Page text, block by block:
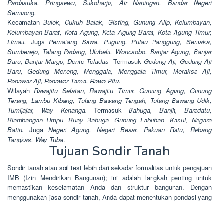
Pardasuka, Pringsewu, Sukoharjo, Air Naningan, Bandar Negeri
Semuong.
KecamatanBulok, Cukuh Balak, Gisting, Gunung Alip, Kelumbayan,
Kelumbayan Barat, Kota Agung, Kota Agung Barat, Kota Agung Timur,
Limau. Juga Pematang Sawa, Pugung, Pulau Panggung, Semaka,
Sumberejo, Talang Padang, Ulubelu, Wonosobo, Banjar Agung, Banjar
Baru, Banjar Margo, Dente Teladas. TermasukGedung Aji, Gedung Aji
Baru, Gedung Meneng, Menggala, Menggala Timur, Meraksa Aji,
Penawar Aji, Penawar Tama, Rawa Pitu.
WilayahRawajitu Selatan, Rawajitu Timur, Gunung Agung, Gunung
Terang, Lambu Kibang, Tulang Bawang Tengah, Tulang Bawang Udik,
Tumijajar, Way Kenanga. Termasuk Bahuga, Banjit, Baradatu,
Blambangan Umpu, Buay Bahuga, Gunung Labuhan, Kasui, Negara
Batin. Juga Negeri Agung, Negeri Besar, Pakuan Ratu, Rebang
Tangkas, Way Tuba.
Tujuan Sondir Tanah
Sondir tanah atau soil test lebih dari sekadar formalitas untuk pengajuan
IMB (Izin Mendirikan Bangunan); ini adalah langkah penting untuk
memastikan keselamatan Anda dan struktur bangunan. Dengan
menggunakan jasa sondir tanah, Anda dapat menentukan pondasi yang